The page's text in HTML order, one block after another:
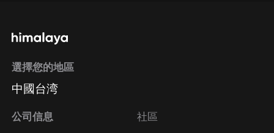
選擇您的地區
中國台湾
公司信息 社區